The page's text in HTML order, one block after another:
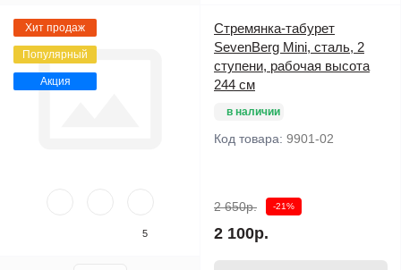
Хит продаж
Популярный
Акция
5
Стремянка-табурет
SevenBerg Mini, сталь, 2
ступени, рабочая высота
244 см
в наличии
Код товара: 9901-02
2 650р. -21%
2 100р.